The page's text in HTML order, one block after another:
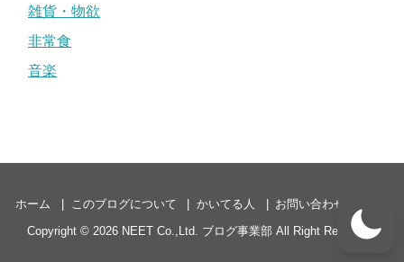
雑貨・物欲
非常食
音楽
ホーム このブログについて かいてる人 お問い合わせ
Copyright © 2026 NEET Co.,Ltd. ブログ事業部 All Right Reserved.